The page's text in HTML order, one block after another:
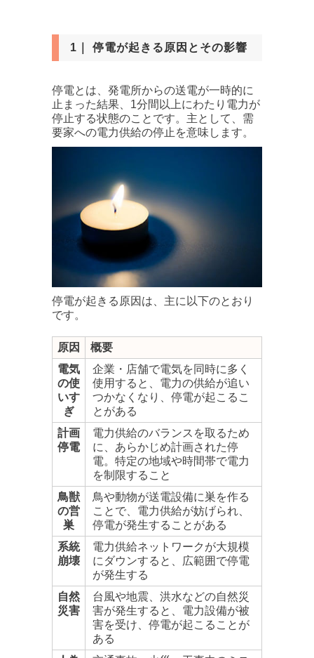
1｜ 停電が起きる原因とその影響
停電とは、発電所からの送電が一時的に
止まった結果、1分間以上にわたり電力が
停止する状態のことです。主として、需
要家への電力供給の停止を意味します。
停電が起きる原因は、主に以下のとおり
です。
原因
概要
電気
の使
いす
ぎ
企業・店舗で電気を同時に多く
使用すると、電力の供給が追い
つかなくなり、停電が起こるこ
とがある
計画
停電
電力供給のバランスを取るため
に、あらかじめ計画された停
電。特定の地域や時間帯で電力
を制限すること
鳥獣
の営
巣
鳥や動物が送電設備に巣を作る
ことで、電力供給が妨げられ、
停電が発生することがある
系統
崩壊
電力供給ネットワークが大規模
にダウンすると、広範囲で停電
が発生する
自然
災害
台風や地震、洪水などの自然災
害が発生すると、電力設備が被
害を受け、停電が起こることが
ある